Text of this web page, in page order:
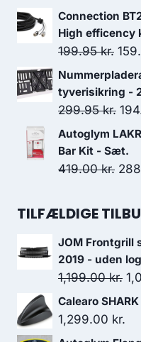
pris
var:
Connection
High efficency
199.95kr. Den
pris
var:
tyverisikring -
299.95kr. Den
pris
var:
Autoglym
Bar Kit - Sæt.
419.00kr. Den
pris
TILFÆLDIGE
JOM Frontgrill
2019 - uden
1,199.00kr.
Calearo
1,299.00 kr.